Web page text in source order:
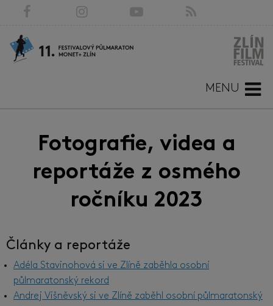
MENU
Fotografie, videa a
reportáže z osmého
ročníku 2023
Články a reportáže
Adéla Stavinohová si ve Zlíně zaběhla osobní
půlmaratonský rekord
Andrej Višněvský si ve Zlíně zaběhl osobní půlmaratonský